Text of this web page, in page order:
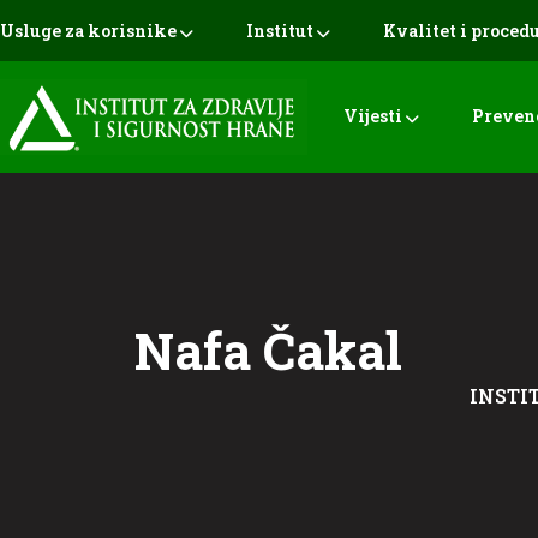
Usluge za korisnike Institut Kvalitet i
Vijesti
Nafa Čakal